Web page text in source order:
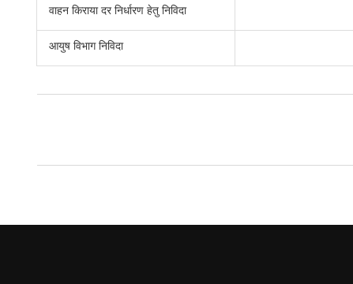
वाहन किराया दर निर्धारण हेतु निविदा
आयुष विभाग निविदा